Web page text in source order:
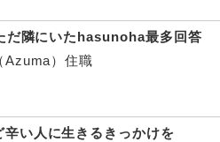
だ隣にいたhasunoha最多回答
Azuma）住職
辛い人に生きるきっかけを